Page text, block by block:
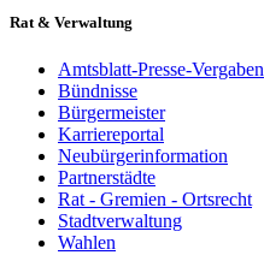
Rat & Verwaltung
Amtsblatt-Presse-Vergaben
Bündnisse
Bürgermeister
Karriereportal
Neubürgerinformation
Partnerstädte
Rat - Gremien - Ortsrecht
Stadtverwaltung
Wahlen